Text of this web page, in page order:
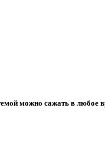
можно сажать в любое